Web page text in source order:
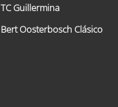
TC Guillermina
Bert Oosterbosch Clásico